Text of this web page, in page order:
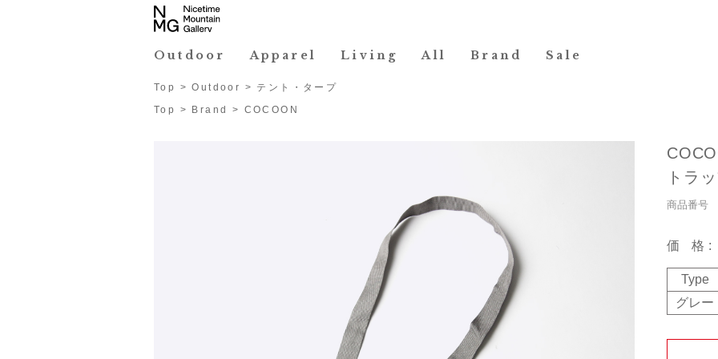
Outdoor Apparel Living All Brand Sale
Top >Outdoor > テント・タープ
Top
> Brand > COCOON
トラ
商品番号
価格
Type
グレー